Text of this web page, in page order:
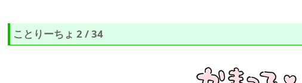
ことりーちょ 2 / 34